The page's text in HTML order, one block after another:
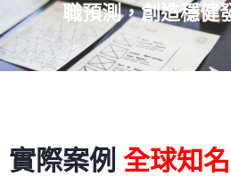
職預測，創造穩健
實際案例 全球知